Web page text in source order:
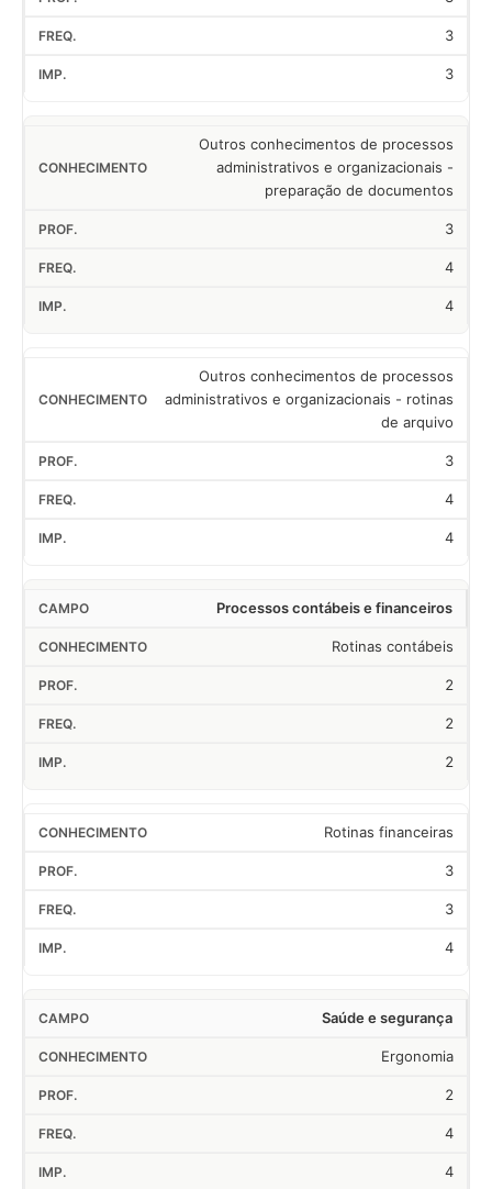
3
3
Outros conhecimentos de processos
administrativos e organizacionais -
preparação de documentos
3
4
4
Outros conhecimentos de processos
administrativos e organizacionais - rotinas
de arquivo
3
4
4
Processos contábeis e financeiros
Rotinas contábeis
2
2
2
Rotinas financeiras
3
3
4
Saúde e segurança
Ergonomia
2
4
4